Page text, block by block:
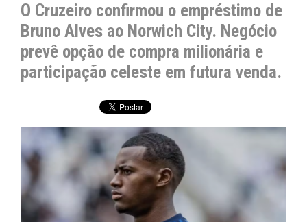
O Cruzeiro confirmou o empréstimo de
Bruno Alves ao Norwich City. Negócio
prevê opção de compra milionária e
participação celeste em futura venda.